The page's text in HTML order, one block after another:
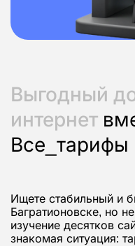
Выгодный
интернет
Все_тарифы
Ищете стабильный и
Багратионовске, но
изучение десятков
знакомая ситуация: